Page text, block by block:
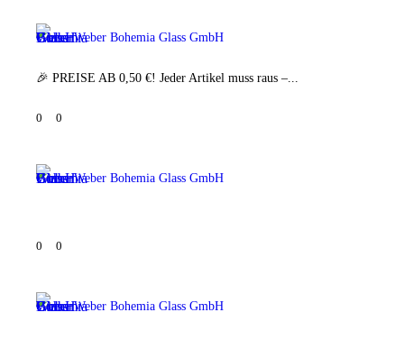
Weber Bohemia Glass GmbH
🎉 PREISE AB 0,50 €! Jeder Artikel muss raus –...
0 0
Weber Bohemia Glass GmbH
0 0
Weber Bohemia Glass GmbH